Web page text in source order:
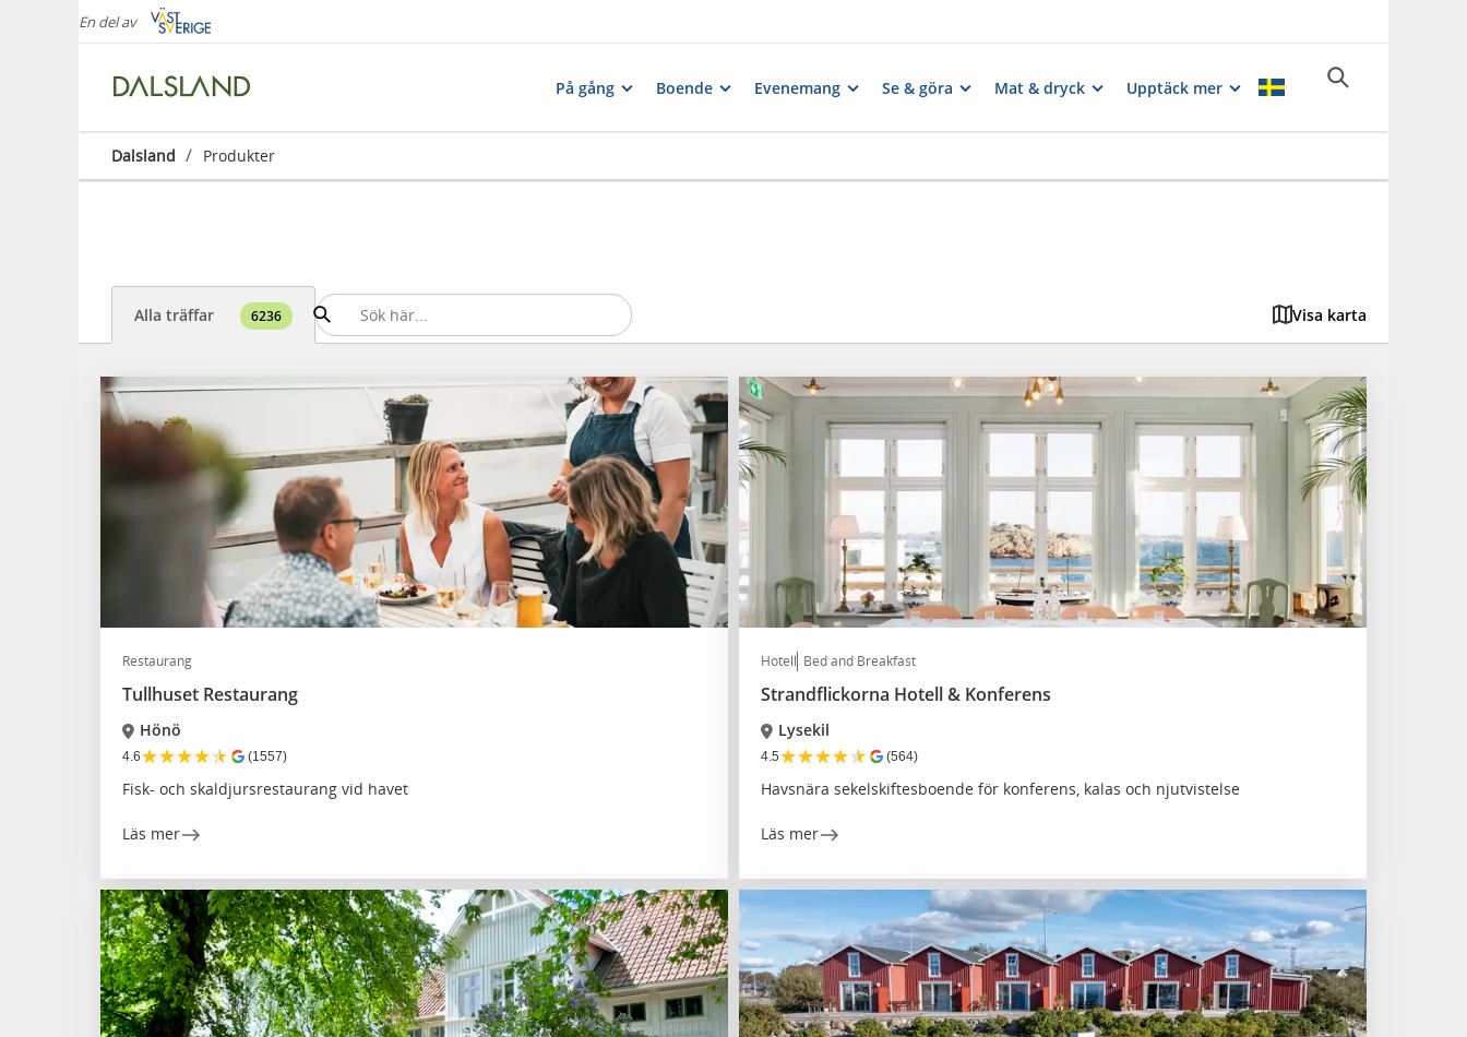
En del av
På gång Boende Evenemang Se & göra Mat & dryck Upptäck mer
Dalsland / Produkter
Alla träffar 6236 Visa karta
Restaurang
Tullhuset Restaurang
Hönö
4.6★★★★★ (1557)
Fisk- och skaldjursrestaurang vid havet
Läs mer
Hotell Bed and Breakfast
Strandflickorna Hotell & Konferens
Lysekil
4.5★★★★★ (564)
Havsnära sekelskiftesboende för konferens, kalas och njutvistelse
Läs mer